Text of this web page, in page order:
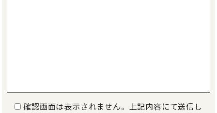
確認画面は表示されません。上記内容にて送信し